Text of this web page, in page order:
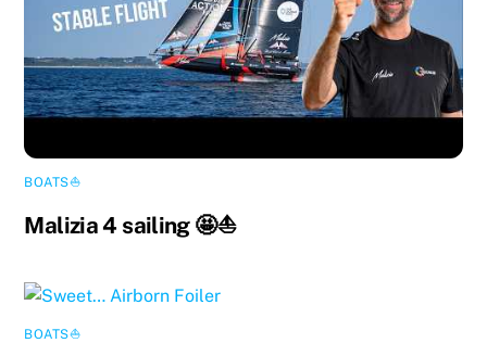
BOATS⛵️
Malizia 4 sailing 🤩⛵️
BOATS⛵️